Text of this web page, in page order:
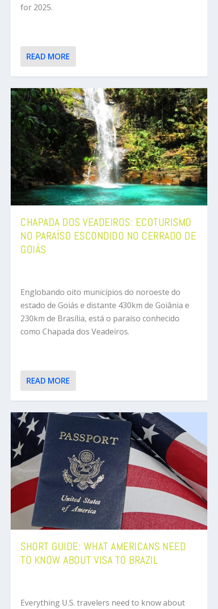
for 2025.
READ MORE
CHAPADA DOS VEADEIROS: ECOTURISMO
NO PARAÍSO ESCONDIDO NO CERRADO DE
GOIÁS
Englobando oito municípios do noroeste do
estado de Goiás e distante 430km de Goiânia e
230km de Brasília, está o paraíso conhecido
como Chapada dos Veadeiros.
READ MORE
SHORT GUIDE: WHAT AMERICANS NEED
TO KNOW ABOUT VISA TO BRAZIL
Everything U.S. travelers need to know about